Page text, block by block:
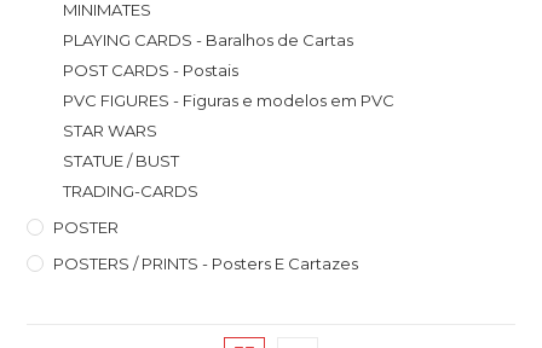
MINIMATES
PLAYING CARDS - Baralhos de Cartas
POST CARDS - Postais
PVC FIGURES - Figuras e modelos em PVC
STAR WARS
STATUE / BUST
TRADING-CARDS
POSTER
POSTERS / PRINTS - Posters E Cartazes